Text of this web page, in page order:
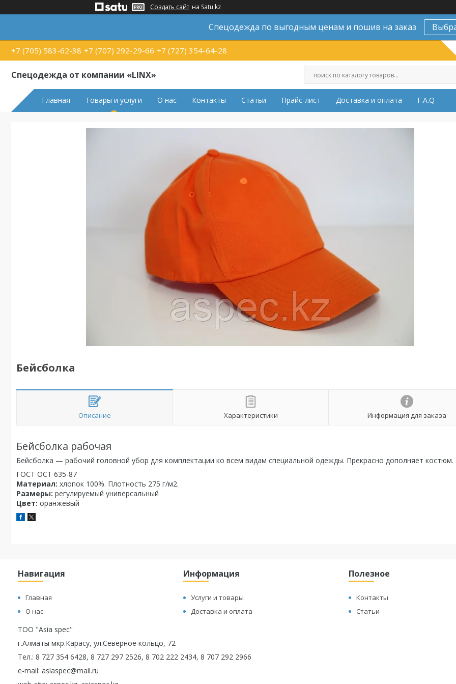
Создать сайт на Satu.kz
Спецодежда по выгодным ценам и пошив на заказ
+7 (705) 583-62-38 +7 (707) 292-29-66 +7 (727) 354-64-28
Спецодежда от компании «LINX»
Главная Товары и услуги О нас Контакты Статьи Прайс-лист Доставка и оплата F.A.Q
Бейсболка
Описание Характеристики Информация для заказа
Бейсболка рабочая
Бейсболка — рабочий головной убор для комплектации ко всем видам специальной одежды. Прекрасно дополняет костюм.
ГОСТ ОСТ 635-87
Материал: хлопок 100%. Плотность 275 г/м2.
Размеры: регулируемый универсальный
Цвет: оранжевый
Навигация
Главная
О нас
Информация
Услуги и товары
Доставка и оплата
Полезное
Контакты
Статьи
ТОО "Asia spec"
г.Алматы мкр.Карасу, ул.Северное кольцо, 72
Тел.: 8 727 354 6428, 8 727 297 2526, 8 702 222 2434, 8 707 292 2966
e-mail: asiaspec@mail.ru